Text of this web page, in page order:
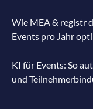
Wie MEA & registr
Events pro Jahr
KI für Events: So
und